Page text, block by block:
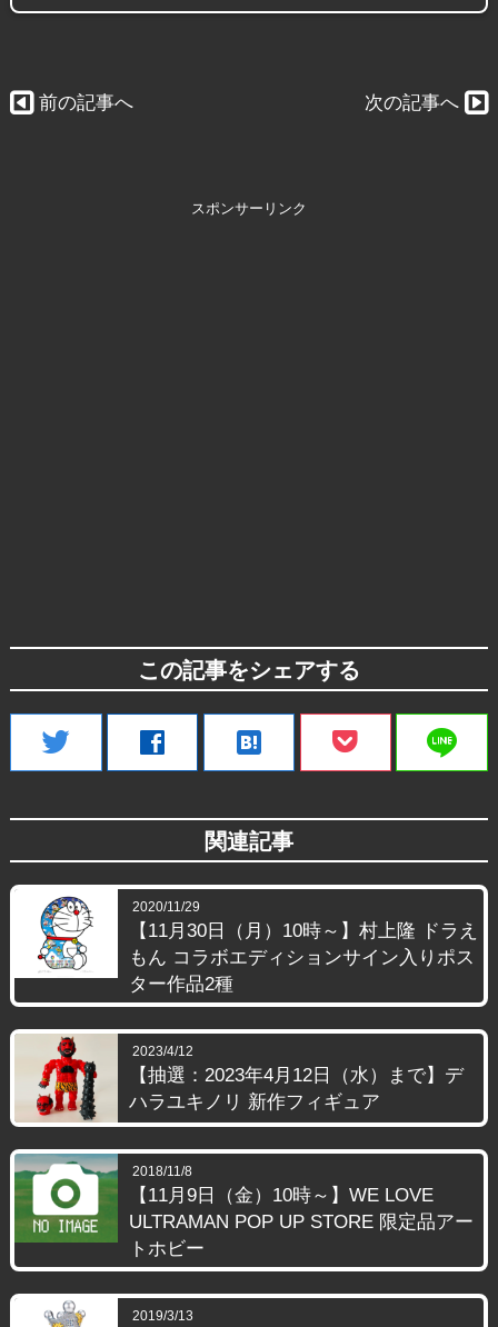
前の記事へ 次の記事へ
スポンサーリンク
この記事をシェアする
twitter facebook hatenabookmark line
関連記事
2020/11/29
【11月30日（月）10時～】村上隆 ドラえ
もん コラボエディションサイン入りポス
ター作品2種
2023/4/12
【抽選：2023年4月12日（水）まで】デ
ハラユキノリ 新作フィギュア
2018/11/8
【11月9日（金）10時～】WE LOVE
ULTRAMAN POP UP STORE 限定品アー
トホビー
2019/3/13